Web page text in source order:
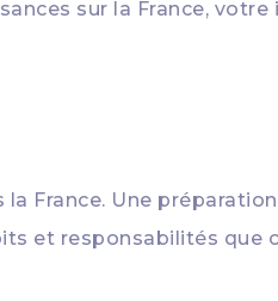
sur la France,
France. Une
et responsabilités que